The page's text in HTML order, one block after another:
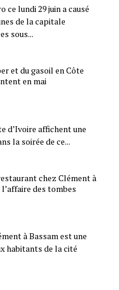
lundi 29 juin a causé
de la capitale
sous...
et du gasoil en Côte
en mai
d’Ivoire affichent une
la soirée de ce...
chez Clément à
des tombes
à Bassam est une
habitants de la cité